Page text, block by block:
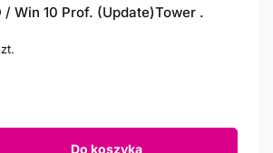
/ Win 10 Prof. (Update)Tower .
Do koszyka